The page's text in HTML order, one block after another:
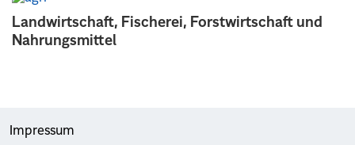
Landwirtschaft, Fischerei, Forstwirtschaft und
Nahrungsmittel
Impressum